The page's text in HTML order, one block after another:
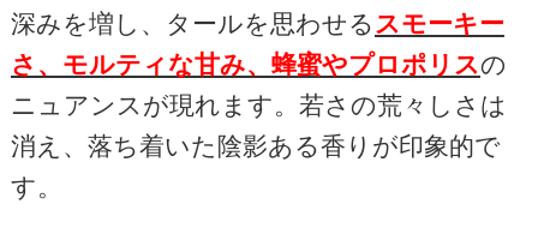
深みを増し、タールを思わせる スモーキー
さ、モルティな甘み、蜂蜜やプロポリスの
ニュアンスが現れます。若さの荒々しさは
消え、落ち着いた陰影ある香りが印象的で
す。